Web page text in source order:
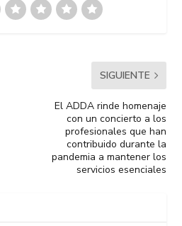
SIGUIENTE
El ADDA rinde homenaje
con un concierto a los
profesionales que han
contribuido durante la
pandemia a mantener los
servicios esenciales